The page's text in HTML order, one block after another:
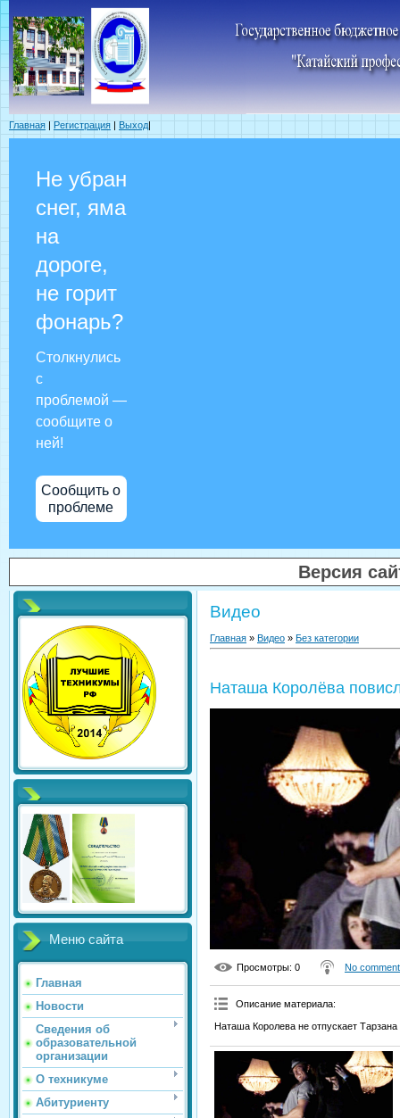
Главная | Регистрация | Выход|
Не убран
снег, яма
на
дороге,
не горит
фонарь?
Столкнулись
с
проблемой —
сообщите о
ней!
Сообщить о
проблеме
Версия
Меню сайта
Главная
Новости
Сведения об
образовательной
организации
О техникуме
Абитуриенту
Видео
Главная » Видео » Без категории
Наташа Королёва
Просмотры: 0 No
Описание материала:
Наташа Королева не отпускает Тарзана